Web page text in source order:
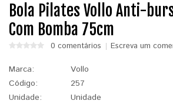
Bola Pilates Vollo Anti-
Com Bomba 75cm
0 comentários Escreva um
Marca:
Vollo
Código:
257
Unidade:
Unidade